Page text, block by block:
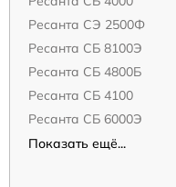
Ресанта СЭ 2500Ф
Ресанта СБ 8100Э
Ресанта СБ 4800Б
Ресанта СБ 4100
Ресанта СБ 6000Э
Показать ещё...